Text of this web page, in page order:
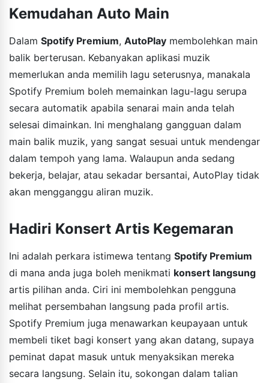
Kemudahan Auto Main
Dalam Spotify Premium, AutoPlay membolehkan main
balik berterusan. Kebanyakan aplikasi muzik
memerlukan anda memilih lagu seterusnya, manakala
Spotify Premium boleh memainkan lagu-lagu serupa
secara automatik apabila senarai main anda telah
selesai dimainkan. Ini menghalang gangguan dalam
main balik muzik, yang sangat sesuai untuk mendengar
dalam tempoh yang lama. Walaupun anda sedang
bekerja, belajar, atau sekadar bersantai, AutoPlay tidak
akan mengganggu aliran muzik.
Hadiri Konsert Artis Kegemaran
Ini adalah perkara istimewa tentang Spotify Premium
di mana anda juga boleh menikmati konsert langsung
artis pilihan anda. Ciri ini membolehkan pengguna
melihat persembahan langsung pada profil artis.
Spotify Premium juga menawarkan keupayaan untuk
membeli tiket bagi konsert yang akan datang, supaya
peminat dapat masuk untuk menyaksikan mereka
secara langsung. Selain itu, sokongan dalam talian